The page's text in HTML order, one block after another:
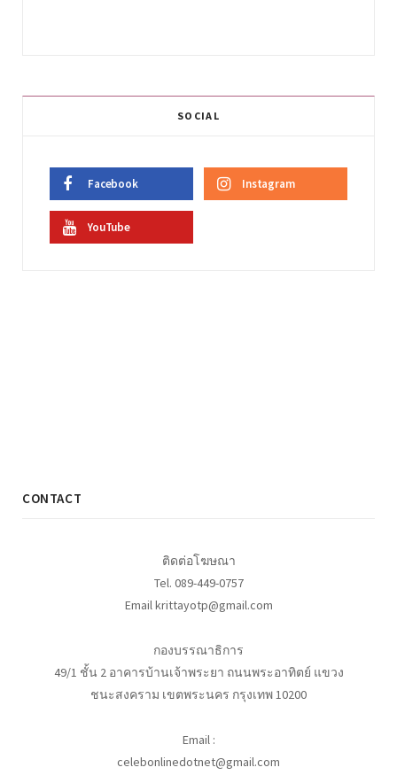
SOCIAL
Facebook Instagram
YouTube
CONTACT
ติดต่อโฆษณา
Tel. 089-449-0757
Email krittayotp@gmail.com
กองบรรณาธิการ
49/1 ชั้น 2 อาคารบ้านเจ้าพระยา ถนนพระอาทิตย์ แขวง
ชนะสงคราม เขตพระนคร กรุงเทพ 10200
Email :
celebonlinedotnet@gmail.com